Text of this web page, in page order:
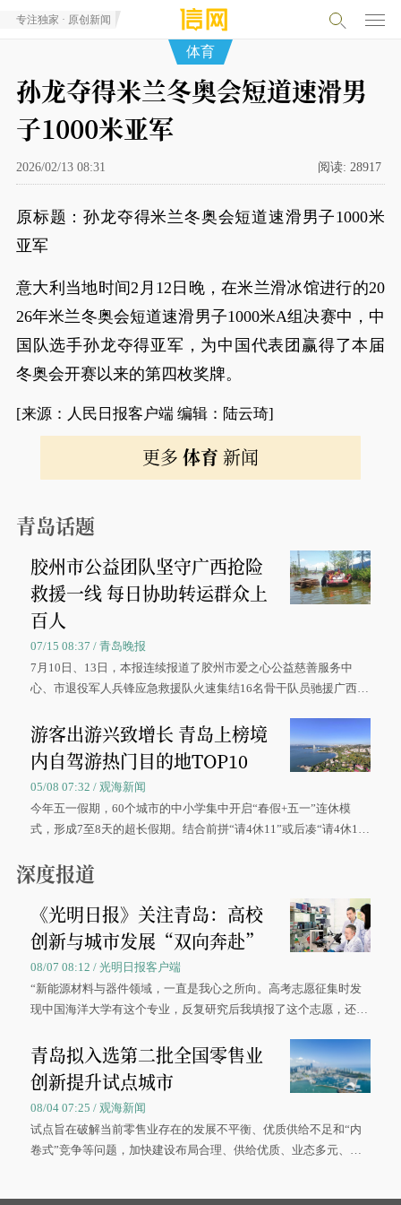
专注独家 · 原创新闻
体育
孙龙夺得米兰冬奥会短道速滑男
子1000米亚军
2026/02/13 08:31 阅读: 28917
原标题：孙龙夺得米兰冬奥会短道速滑男子1000米
亚军
意大利当地时间2月12日晚，在米兰滑冰馆进行的20
26年米兰冬奥会短道速滑男子1000米A组决赛中，中
国队选手孙龙夺得亚军，为中国代表团赢得了本届
冬奥会开赛以来的第四枚奖牌。
[来源：人民日报客户端 编辑：陆云琦]
更多 体育 新闻
青岛话题
胶州市公益团队坚守广西抢险
救援一线 每日协助转运群众上
百人
07/15 08:37 / 青岛晚报
7月10日、13日，本报连续报道了胶州市爱之心公益慈善服务中
心、市退役军人兵锋应急救援队火速集结16名骨干队员驰援广西灾
游客出游兴致增长 青岛上榜境
内自驾游热门目的地TOP10
05/08 07:32 / 观海新闻
今年五一假期，60个城市的中小学集中开启“春假+五一”连休模
式，形成7至8天的超长假期。结合前拼“请4休11”或后凑“请4休1
深度报道
《光明日报》关注青岛：高校
创新与城市发展“双向奔赴”
08/07 08:12 / 光明日报客户端
“新能源材料与器件领域，一直是我心之所向。高考志愿征集时发
现中国海洋大学有这个专业，反复研究后我填报了这个志愿，还真
大学材料科学与工程学院材料类专业的录取通知书。
青岛拟入选第二批全国零售业
创新提升试点城市
08/04 07:25 / 观海新闻
试点旨在破解当前零售业存在的发展不平衡、优质供给不足和“内
卷式”竞争等问题，加快建设布局合理、供给优质、业态多元、智